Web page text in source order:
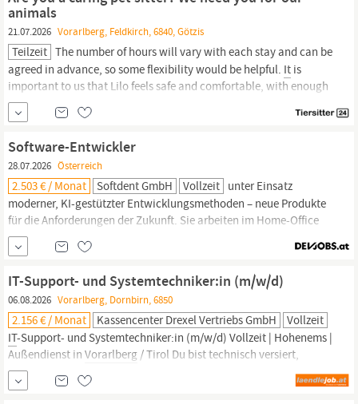
Anwendungen für die Datenerfassung und die
animals
21.07.2026 Vorarlberg, Feldkirch, 6840, Götzis
Teilzeit The number of hours will vary with each stay and can be
agreed in advance, so some flexibility would be helpful. It is
important to us that Lilo feels safe and comfortable, with enough
attention, feeding, and calm companionship during their stay.
Software-Entwickler
28.07.2026 Österreich
2.503 € / Monat Softdent GmbH Vollzeit unter Einsatz
moderner, KI-gestützter Entwicklungsmethoden – neue Produkte
für die Anforderungen der Zukunft. Sie arbeiten im Home-Office
oder an einem unserer Standorte in
Für diese Position gilt ein kollektivvertragliches Mindestentgelt
-Industrie (2022) für Berufseinsteiger von brutto
IT-Support- und Systemtechniker:in (m/w/d)
06.08.2026 Vorarlberg, Dornbirn, 6850
2.156 € / Monat Kassencenter Drexel Vertriebs GmbH
Vollzeit
IT-Support- und Systemtechniker:in (m/w/d) Vollzeit | Hohenems |
Außendienst in Vorarlberg / Tirol Du bist technisch versiert,
arbeitest gerne lösungsorientiert und behältst auch bei
anspruchsvollen Supportfällen einen kühlen Kopf? Dann freuen